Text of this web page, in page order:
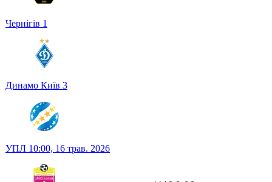
Чернігів 1
Динамо Київ 3
УПЛ 10:00, 16 трав. 2026